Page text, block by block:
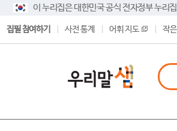
이 누리집은 대한민국 공식 전자정부 누리
집필 참여하기 사전 통계 어휘 지도 작